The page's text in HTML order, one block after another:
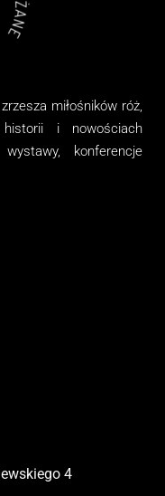
miłośników róż,
i nowościach
konferencje
4